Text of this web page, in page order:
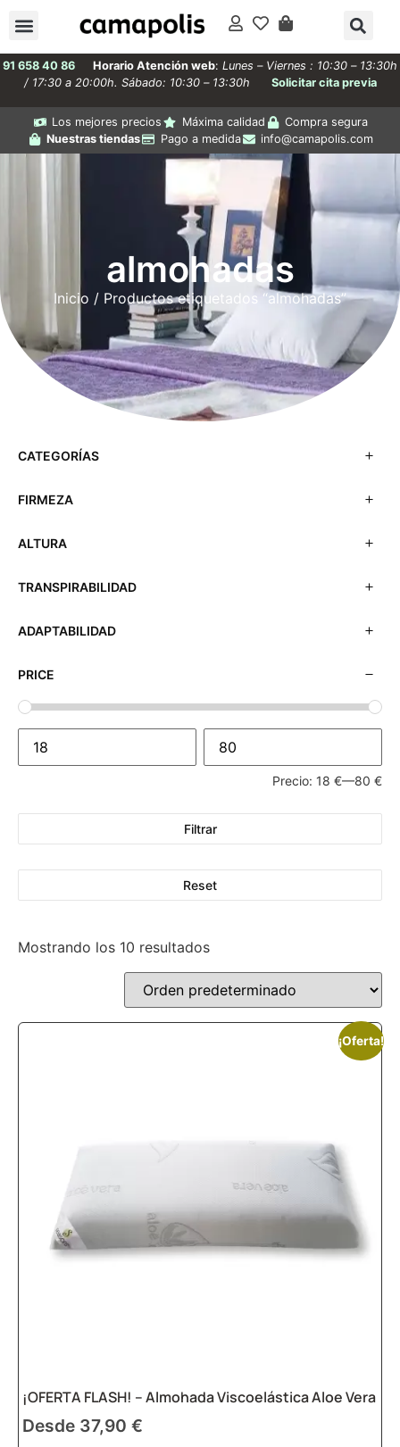
91 658 40 86 Horario Atención web: Lunes – Viernes : 10:30 – 13:30h
/ 17:30 a 20:00h. Sábado: 10:30 – 13:30h
Solicitar cita previa
Los mejores precios Máxima calidad
Compra segura
Nuestras tiendas
Pago a medida info@camapolis.com
almohadas
Inicio / Productos etiquetados “almohadas”
CATEGORÍAS
FIRMEZA
ALTURA
TRANSPIRABILIDAD
ADAPTABILIDAD
PRICE
Precio: 18 €—80 €
Filtrar
Reset
Mostrando los 10 resultados
¡Oferta!
¡OFERTA FLASH! – Almohada Viscoelástica Aloe Vera
Desde 37,90 €